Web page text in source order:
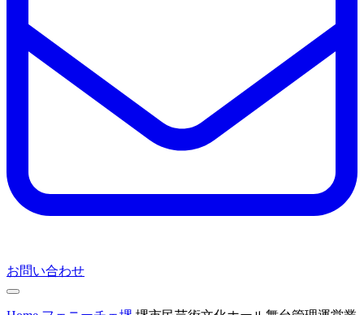
お問い合わせ